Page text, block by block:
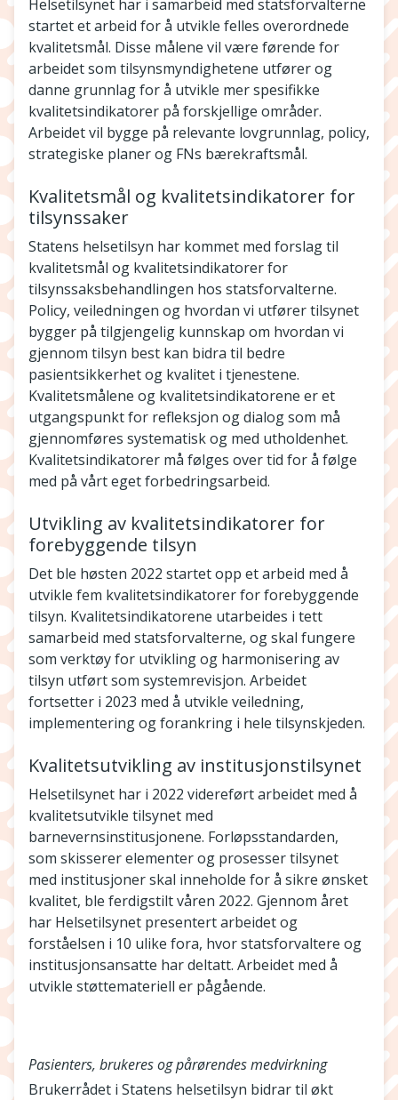
Helsetilsynet har i samarbeid med statsforvalterne
startet et arbeid for å utvikle felles overordnede
kvalitetsmål. Disse målene vil være førende for
arbeidet som tilsynsmyndighetene utfører og
danne grunnlag for å utvikle mer spesifikke
kvalitetsindikatorer på forskjellige områder.
Arbeidet vil bygge på relevante lovgrunnlag, policy,
strategiske planer og FNs bærekraftsmål.
Kvalitetsmål og kvalitetsindikatorer for
tilsynssaker
Statens helsetilsyn har kommet med forslag til
kvalitetsmål og kvalitetsindikatorer for
tilsynssaksbehandlingen hos statsforvalterne.
Policy, veiledningen og hvordan vi utfører tilsynet
bygger på tilgjengelig kunnskap om hvordan vi
gjennom tilsyn best kan bidra til bedre
pasientsikkerhet og kvalitet i tjenestene.
Kvalitetsmålene og kvalitetsindikatorene er et
utgangspunkt for refleksjon og dialog som må
gjennomføres systematisk og med utholdenhet.
Kvalitetsindikatorer må følges over tid for å følge
med på vårt eget forbedringsarbeid.
Utvikling av kvalitetsindikatorer for
forebyggende tilsyn
Det ble høsten 2022 startet opp et arbeid med å
utvikle fem kvalitetsindikatorer for forebyggende
tilsyn. Kvalitetsindikatorene utarbeides i tett
samarbeid med statsforvalterne, og skal fungere
som verktøy for utvikling og harmonisering av
tilsyn utført som systemrevisjon. Arbeidet
fortsetter i 2023 med å utvikle veiledning,
implementering og forankring i hele tilsynskjeden.
Kvalitetsutvikling av institusjonstilsynet
Helsetilsynet har i 2022 videreført arbeidet med å
kvalitetsutvikle tilsynet med
barnevernsinstitusjonene. Forløpsstandarden,
som skisserer elementer og prosesser tilsynet
med institusjoner skal inneholde for å sikre ønsket
kvalitet, ble ferdigstilt våren 2022. Gjennom året
har Helsetilsynet presentert arbeidet og
forståelsen i 10 ulike fora, hvor statsforvaltere og
institusjonsansatte har deltatt. Arbeidet med å
utvikle støttemateriell er pågående.
Pasienters, brukeres og pårørendes medvirkning
Brukerrådet i Statens helsetilsyn bidrar til økt